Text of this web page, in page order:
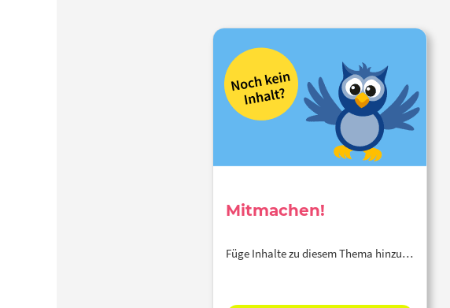
Mitmachen!
Füge Inhalte zu diesem Thema hinzu…